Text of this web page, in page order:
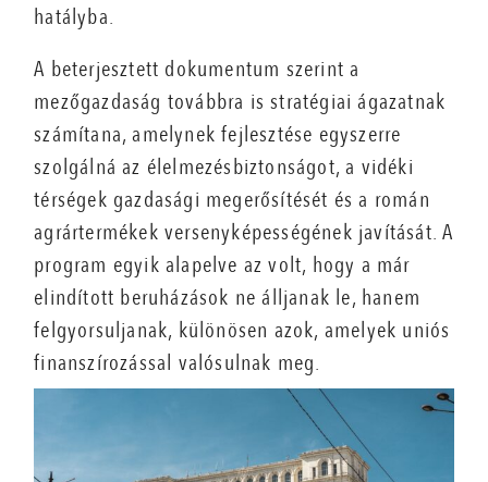
hatályba.
A beterjesztett dokumentum szerint a
mezőgazdaság továbbra is stratégiai ágazatnak
számítana, amelynek fejlesztése egyszerre
szolgálná az élelmezésbiztonságot, a vidéki
térségek gazdasági megerősítését és a román
agrártermékek versenyképességének javítását. A
program egyik alapelve az volt, hogy a már
elindított beruházások ne álljanak le, hanem
felgyorsuljanak, különösen azok, amelyek uniós
finanszírozással valósulnak meg.